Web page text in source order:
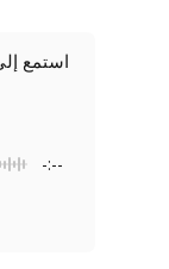
استمع
-:--